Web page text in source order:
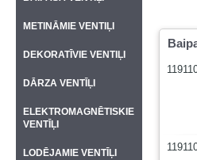
METINĀMIE VENTIĻI
DEKORATĪVIE VENTIĻI
DĀRZA VENTĪĻI
ELEKTROMAGNĒTISKIE
VENTĪĻI
LODĒJAMIE VENTĪĻI